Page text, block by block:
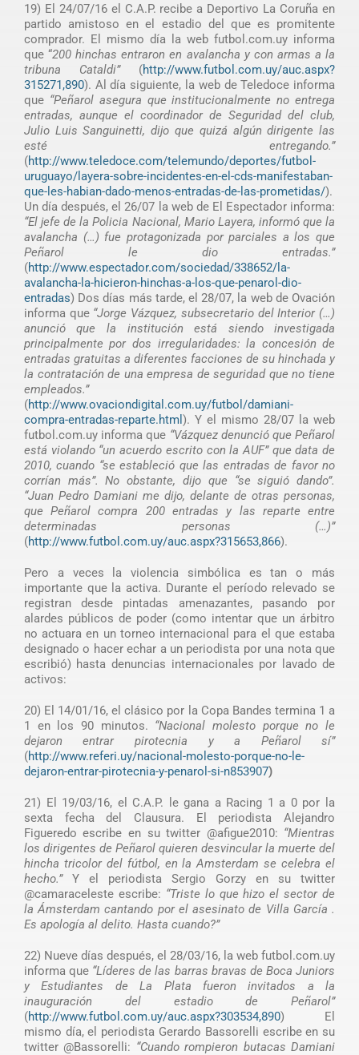
19) El 24/07/16 el C.A.P. recibe a Deportivo La Coruña en
partido amistoso en el estadio del que es promitente
comprador. El mismo día la web futbol.com.uy informa
que “200 hinchas entraron en avalancha y con armas a la
tribuna Cataldi”(http://www.futbol.com.uy/auc.aspx?
315271,890). Al día siguiente, la web de Teledoce informa
que “Peñarol asegura que institucionalmente no entrega
entradas, aunque el coordinador de Seguridad del club,
Julio Luis Sanguinetti, dijo que quizá algún dirigente las
esté entregando.”
(http://www.teledoce.com/telemundo/deportes/futbol-
uruguayo/layera-sobre-incidentes-en-el-cds-manifestaban-
que-les-habian-dado-menos-entradas-de-las-prometidas/).
Un día después, el 26/07 la web de El Espectador informa:
“El jefe de la Policia Nacional, Mario Layera, informó que la
avalancha (…) fue protagonizada por parciales a los que
Peñarol le dio entradas.”
(http://www.espectador.com/sociedad/338652/la-
avalancha-la-hicieron-hinchas-a-los-que-penarol-dio-
entradas) Dos días más tarde, el 28/07, la web de Ovación
informa que “Jorge Vázquez, subsecretario del Interior (…)
anunció que la institución está siendo investigada
principalmente por dos irregularidades: la concesión de
entradas gratuitas a diferentes facciones de su hinchada y
la contratación de una empresa de seguridad que no tiene
empleados.”
(http://www.ovaciondigital.com.uy/futbol/damiani-
compra-entradas-reparte.html ). Y el mismo 28/07 la web
futbol.com.uy informa que “Vázquez denunció que Peñarol
está violando “un acuerdo escrito con la AUF” que data de
2010, cuando “se estableció que las entradas de favor no
corrían más”. No obstante, dijo que “se siguió dando”.
“Juan Pedro Damiani me dijo, delante de otras personas,
que Peñarol compra 200 entradas y las reparte entre
determinadas personas (…)”
(http://www.futbol.com.uy/auc.aspx?315653,866).
Pero a veces la violencia simbólica es tan o más
importante que la activa. Durante el período relevado se
registran desde pintadas amenazantes, pasando por
alardes públicos de poder (como intentar que un árbitro
no actuara en un torneo internacional para el que estaba
designado o hacer echar a un periodista por una nota que
escribió) hasta denuncias internacionales por lavado de
activos:
20) El 14/01/16, el clásico por la Copa Bandes termina 1 a
1 en los 90 minutos. “Nacional molesto porque no le
dejaron entrar pirotecnia y a Peñarol sí”
(http://www.referi.uy/nacional-molesto-porque-no-le-
dejaron-entrar-pirotecnia-y-penarol-si-n853907)
21) El 19/03/16, el C.A.P. le gana a Racing 1 a 0 por la
sexta fecha del Clausura. El periodista Alejandro
Figueredo escribe en su twitter @afigue2010: “Mientras
los dirigentes de Peñarol quieren desvincular la muerte del
hincha tricolor del fútbol, en la Amsterdam se celebra el
hecho.”Y el periodista Sergio Gorzy en su twitter
@camaraceleste escribe: “Triste lo que hizo el sector de
la Ámsterdam cantando por el asesinato de Villa García .
Es apología al delito. Hasta cuando?”
22) Nueve días después, el 28/03/16, la web futbol.com.uy
informa que “Líderes de las barras bravas de Boca Juniors
y Estudiantes de La Plata fueron invitados a la
inauguración del estadio de Peñarol”
(http://www.futbol.com.uy/auc.aspx?303534,890) El
mismo día, el periodista Gerardo Bassorelli escribe en su
twitter @Bassorelli: “Cuando rompieron butacas Damiani